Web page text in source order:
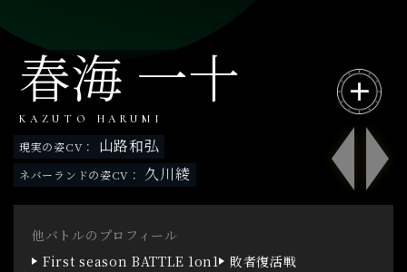
春海 一十
KAZUTO HARUMI
現実の姿CV 山路和弘
ネバーランドの姿CV 久川綾
他バトルのプロフィール
First season BATTLE 1on1
敗者復活戦